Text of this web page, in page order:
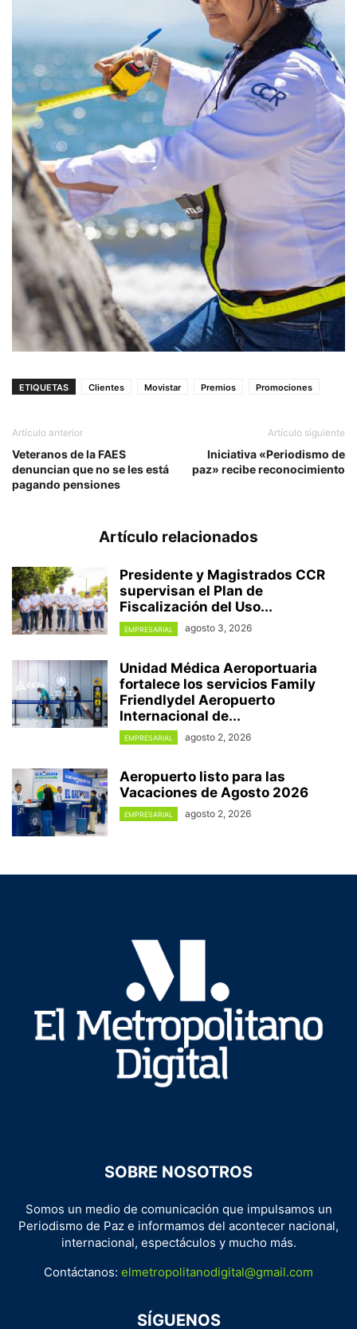
ETIQUETAS Clientes Movistar Premios Promociones
Artículo anterior
Veteranos de la FAES
denuncian que no se les está
pagando pensiones
Artículo siguiente
Iniciativa «Periodismo de
paz» recibe reconocimiento
Artículo relacionados
Presidente y Magistrados CCR
supervisan el Plan de
Fiscalización del Uso...
EMPRESARIAL agosto 3, 2026
Unidad Médica Aeroportuaria
fortalece los servicios Family
Friendlydel Aeropuerto
Internacional de...
EMPRESARIAL agosto 2, 2026
Aeropuerto listo para las
Vacaciones de Agosto 2026
EMPRESARIAL agosto 2, 2026
SOBRE NOSOTROS
Somos un medio de comunicación que impulsamos un
Periodismo de Paz e informamos del acontecer nacional,
internacional, espectáculos y mucho más.
Contáctanos: elmetropolitanodigital@gmail.com
SÍGUENOS